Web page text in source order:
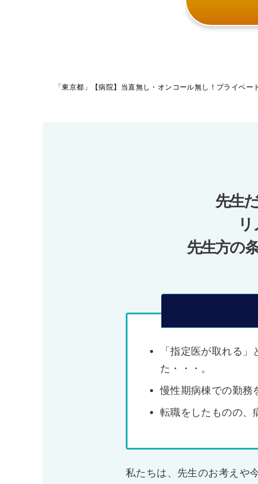
先生
先生方の
「指定医が取れる
た・・・。
慢性期病棟での勤務
転職をしたものの、
私たちは、先生のお考えや